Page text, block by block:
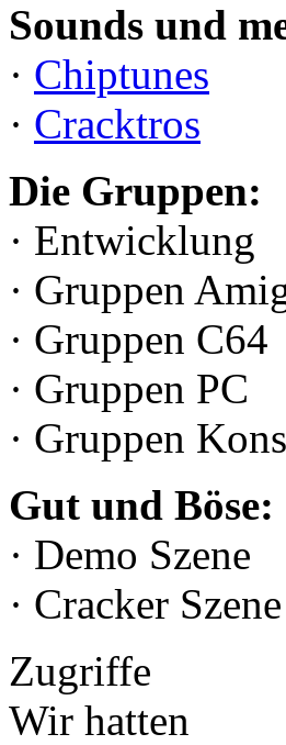
Sounds und
· Chiptunes
· Cracktros
Die Gruppen:
· Entwicklung
· Gruppen
· Gruppen C64
· Gruppen PC
· Gruppen
Gut und Böse:
· Demo Szene
· Cracker Szene
Zugriffe
Wir hatten